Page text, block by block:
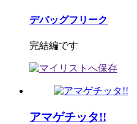
デバッグフリーク
完結編です
アマゲチッタ!!